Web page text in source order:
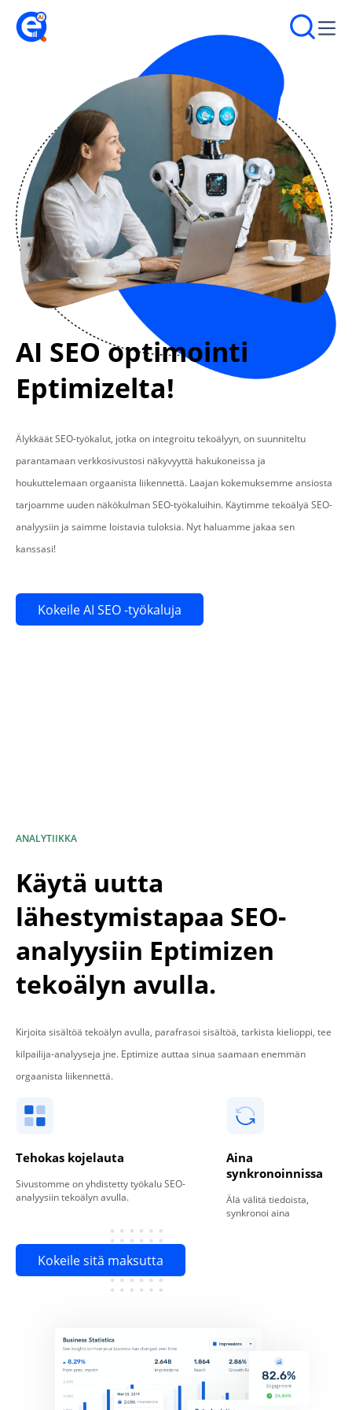
AI SEO optimointi
Eptimizelta!
Älykkäät SEO-työkalut, jotka on integroitu tekoälyyn, on suunniteltu
parantamaan verkkosivustosi näkyvyyttä hakukoneissa ja
houkuttelemaan orgaanista liikennettä. Laajan kokemuksemme ansiosta
tarjoamme uuden näkökulman SEO-työkaluihin. Käytimme tekoälyä SEO-
analyysiin ja saimme loistavia tuloksia. Nyt haluamme jakaa sen
kanssasi!
Kokeile AI SEO -työkaluja
ANALYTIIKKA
Käytä uutta
lähestymistapaa SEO-
analyysiin Eptimizen
tekoälyn avulla.
Kirjoita sisältöä tekoälyn avulla, parafrasoi sisältöä, tarkista kielioppi, tee
kilpailija-analyyseja jne. Eptimize auttaa sinua saamaan enemmän
orgaanista liikennettä.
Tehokas kojelauta
Sivustomme on yhdistetty työkalu SEO-
analyysiin tekoälyn avulla.
Aina
synkronoinnissa
Älä välitä tiedoista,
synkronoi aina
Kokeile sitä maksutta